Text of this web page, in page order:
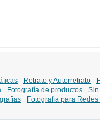
Retrato y Autorretrato
Fotografía de productos Sin
Fotografía para